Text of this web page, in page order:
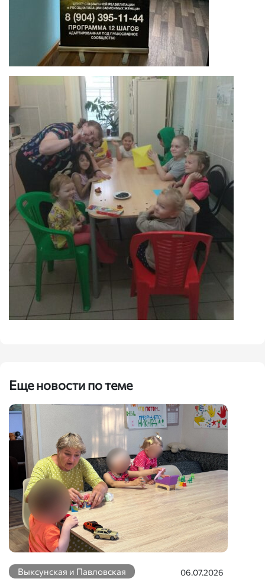
Еще новости по теме
Выксунская и Павловская 06.07.2026